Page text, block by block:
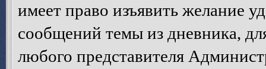
имеет право изъявить желание
сообщений темы из дневника,
любого представителя